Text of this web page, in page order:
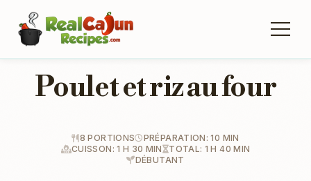
Poulet et riz au four
8 PORTIONS
PRÉPARATION: 10 MIN
CUISSON: 1 H 30 MIN
TOTAL: 1 H 40 MIN
DÉBUTANT